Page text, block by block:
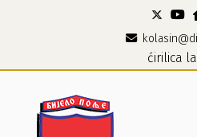
ćirilica